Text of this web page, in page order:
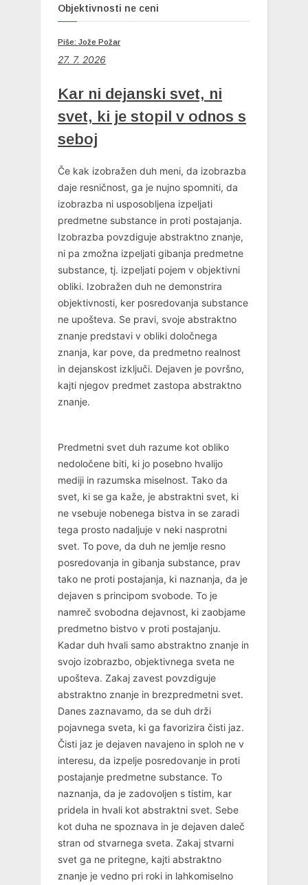
Objektivnosti ne ceni
Piše: Jože Požar
27. 7. 2026
Kar ni dejanski svet, ni
svet, ki je stopil v odnos s
seboj
Če kak izobražen duh meni, da izobrazba
daje resničnost, ga je nujno spomniti, da
izobrazba ni usposobljena izpeljati
predmetne substance in proti postajanja.
Izobrazba povzdiguje abstraktno znanje,
ni pa zmožna izpeljati gibanja predmetne
substance, tj. izpeljati pojem v objektivni
obliki. Izobražen duh ne demonstrira
objektivnosti, ker posredovanja substance
ne upošteva. Se pravi, svoje abstraktno
znanje predstavi v obliki določnega
znanja, kar pove, da predmetno realnost
in dejanskost izključi. Dejaven je površno,
kajti njegov predmet zastopa abstraktno
znanje.
Predmetni svet duh razume kot obliko
nedoločene biti, ki jo posebno hvalijo
mediji in razumska miselnost. Tako da
svet, ki se ga kaže, je abstraktni svet, ki
ne vsebuje nobenega bistva in se zaradi
tega prosto nadaljuje v neki nasprotni
svet. To pove, da duh ne jemlje resno
posredovanja in gibanja substance, prav
tako ne proti postajanja, ki naznanja, da je
dejaven s principom svobode. To je
namreč svobodna dejavnost, ki zaobjame
predmetno bistvo v proti postajanju.
Kadar duh hvali samo abstraktno znanje in
svojo izobrazbo, objektivnega sveta ne
upošteva. Zakaj zavest povzdiguje
abstraktno znanje in brezpredmetni svet.
Danes zaznavamo, da se duh drži
pojavnega sveta, ki ga favorizira čisti jaz.
Čisti jaz je dejaven navajeno in sploh ne v
interesu, da izpelje posredovanje in proti
postajanje predmetne substance. To
naznanja, da je zadovoljen s tistim, kar
pridela in hvali kot abstraktni svet. Sebe
kot duha ne spoznava in je dejaven daleč
stran od stvarnega sveta. Zakaj stvarni
svet ga ne pritegne, kajti abstraktno
znanje je vedno pri roki in lahkomiselno